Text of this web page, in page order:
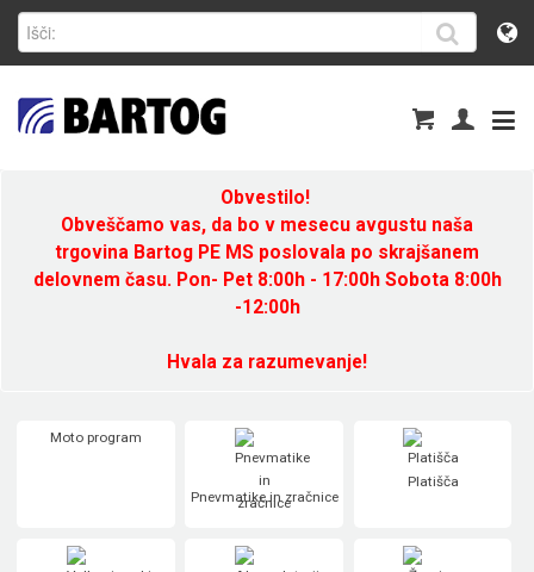
Obvestilo!
Obveščamo vas, da bo v mesecu avgustu naša
trgovina Bartog PE MS poslovala po skrajšanem
delovnem času. Pon- Pet 8:00h - 17:00h Sobota 8:00h
-12:00h
Hvala za razumevanje!
Moto program
Pnevmatike in zračnice
Platišča